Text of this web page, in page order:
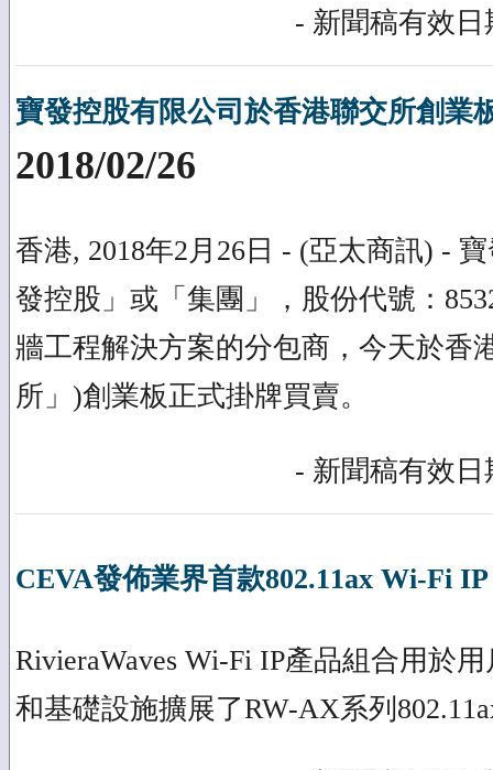
- 新聞稿有效日
寶發控股有限公司於香港聯交所創業
2018/02/26
香港, 2018年2月26日 - (亞太商訊) -
發控股」或「集團」，股份代號：
牆工程解決方案的分包商，今天於香
所」)創業板正式掛牌買賣。
- 新聞稿有效日
CEVA發佈業界首款802.11ax Wi-Fi IP
RivieraWaves Wi-Fi IP產品組合用於
和基礎設施擴展了RW-AX系列